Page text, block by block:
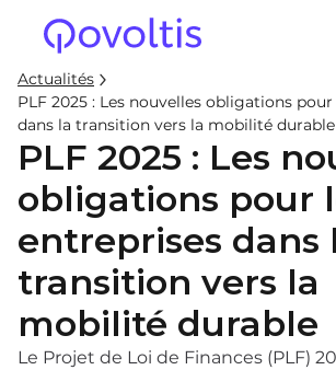
Actualités
PLF 2025 : Les nouvelles obligations
dans la transition vers la mobilité durable
PLF 2025 : Les
obligations pour
entreprises dans
transition vers la
mobilité durable
Le Projet de Loi de Finances (PLF)